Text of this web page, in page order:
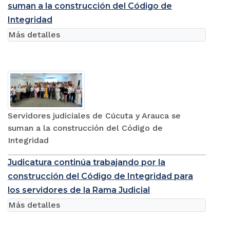
suman a la construcción del Código de
Integridad
Servidores judiciales de Cúcuta y Arauca se
suman a la construcción del Código de
Integridad
Más detalles
Judicatura continúa trabajando por la
construcción del Código de Integridad para
los servidores de la Rama Judicial
Más detalles